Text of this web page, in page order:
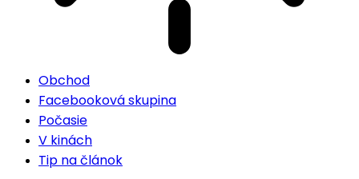
Obchod
Facebooková skupina
Počasie
V kinách
Tip na článok